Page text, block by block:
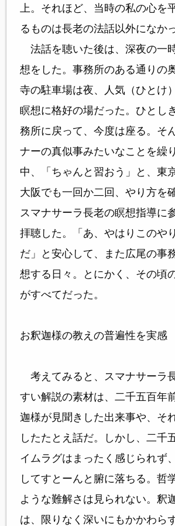
上。それほど、当時の私の心を
るものは長老の法話以外になか
法話を聴いた後は、深夜の一
想をした。事務所のある通りの
寺の駐車場は夜、人気（ひとけ
瞑想に格好の場だった。ひとし
務所に戻って、今度は座る。そ
ナーの真似事みたいなことを繰
中、「ちゃんと習おう」と、東
大阪でも一回か二回、やり方を
スマナサーラ長老の瞑想指導に
拝聴した。「あ、やはりこのや
だ」と安心して、また広尾の事
想する日々。とにかく、その頃
がすべてだった。
お釈迦様の教えの普遍性を実感
考えてみると、スマナサーラ
すい解説の素材は、二千五百年
迦様が見聞きした出来事や、そ
したたとえ話だ。しかし、二千
イムラグはまったく感じられず
してすとーんと腑に落ちる。哲
ような難解さは見られない。釈
は、限りなく深いにもかかわら